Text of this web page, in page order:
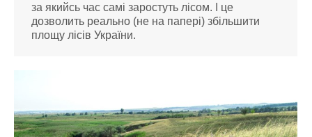
за якийсь час самі заростуть лісом. І це
дозволить реально (не на папері) збільшити
площу лісів України.